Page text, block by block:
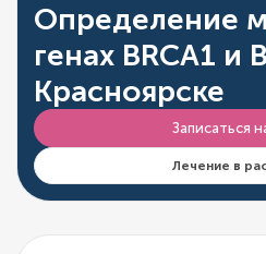
Определение
генах BRCA1 и
Красноярске
Записаться
Лечение в